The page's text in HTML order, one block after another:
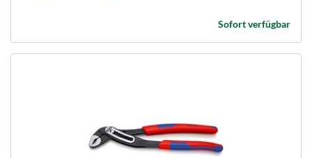
Sofort verfügbar